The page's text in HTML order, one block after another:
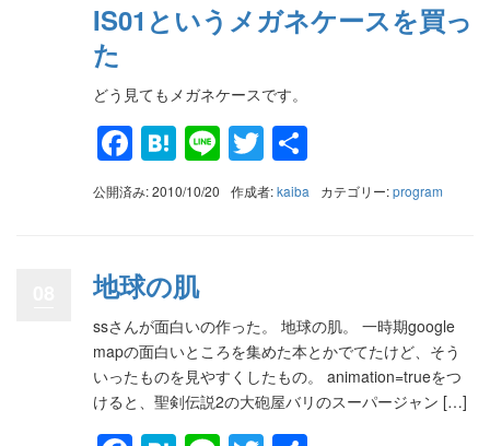
IS01というメガネケースを買っ
た
どう見てもメガネケースです。
Facebook
Hatena
LineTwitter
有
公開済み: 2010/10/20 作成者:kaiba カテゴリー:program
地球の肌
ssさんが面白いの作った。 地球の肌。 一時期google
mapの面白いところを集めた本とかでてたけど、そう
いったものを見やすくしたもの。 animation=trueをつ
けると、聖剣伝説2の大砲屋バリのスーパージャン […]